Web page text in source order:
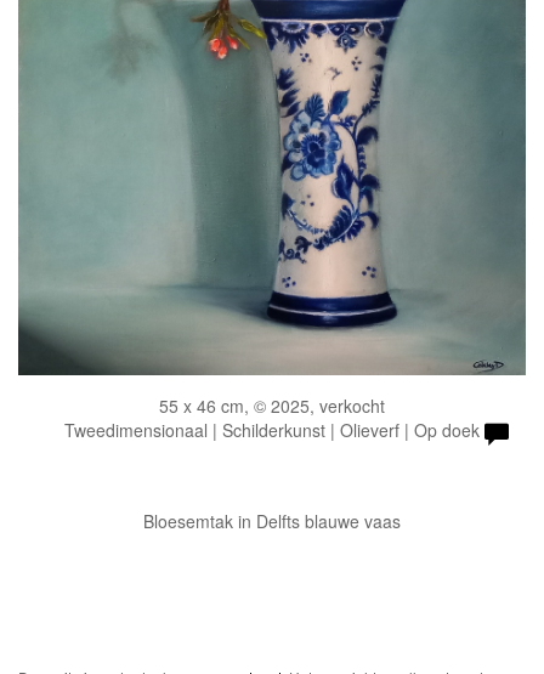
55 x 46 cm, © 2025, verkocht
Tweedimensionaal | Schilderkunst | Olieverf | Op doek
Bloesemtak in Delfts blauwe vaas